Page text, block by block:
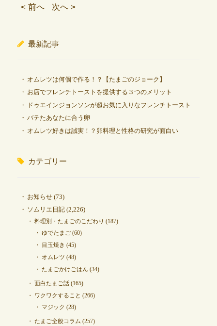
< 前へ 次へ >
最新記事
オムレツは何個で作る！？【たまごのジョーク】
お店でフレンチトーストを提供する３つのメリット
ドゥエインジョンソンが超お気に入りなフレンチトースト
バテたあなたに合う卵
オムレツ好きは誠実！？卵料理と性格の研究が面白い
カテゴリー
お知らせ(73)
ソムリエ日記(2,226)
料理別・たまごのこだわり (187)
ゆでたまご(60)
目玉焼き (45)
オムレツ (48)
たまごかけごはん (34)
面白たまご話(165)
ワクワクすること (266)
マジック (28)
たまご全般コラム (257)